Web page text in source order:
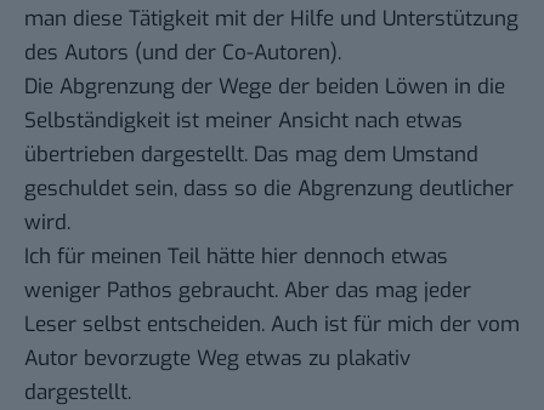
man diese Tätigkeit mit der Hilfe und Unterstützung
des Autors (und der Co-Autoren).
Die Abgrenzung der Wege der beiden Löwen in die
Selbständigkeit ist meiner Ansicht nach etwas
übertrieben dargestellt. Das mag dem Umstand
geschuldet sein, dass so die Abgrenzung deutlicher
wird.
Ich für meinen Teil hätte hier dennoch etwas
weniger Pathos gebraucht. Aber das mag jeder
Leser selbst entscheiden. Auch ist für mich der vom
Autor bevorzugte Weg etwas zu plakativ
dargestellt.